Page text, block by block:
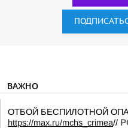
ВАЖНО
ОТБОЙ БЕСПИЛОТНОЙ
https://max.ru/mchs_crimea//